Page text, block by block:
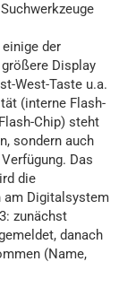
der
Display
West-Taste u.a.
(interne Flash-
Chip) steht
sondern auch
Das
die
am Digitalsystem
zunächst
danach
(Name,